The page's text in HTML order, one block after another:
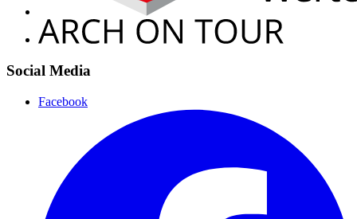
Social Media
Facebook